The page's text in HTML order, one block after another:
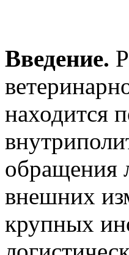
Введение.
находится
обращения
внешних
крупных